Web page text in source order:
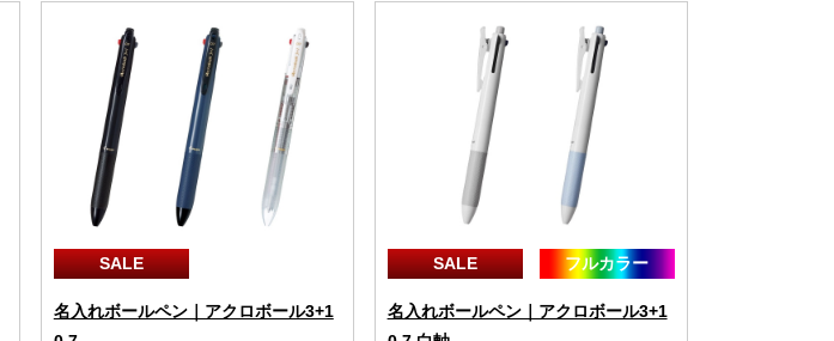
SALE
名入れボールペン｜アクロボール3+1
SALE フルカラー
名入れボールペン｜アクロボール3+1